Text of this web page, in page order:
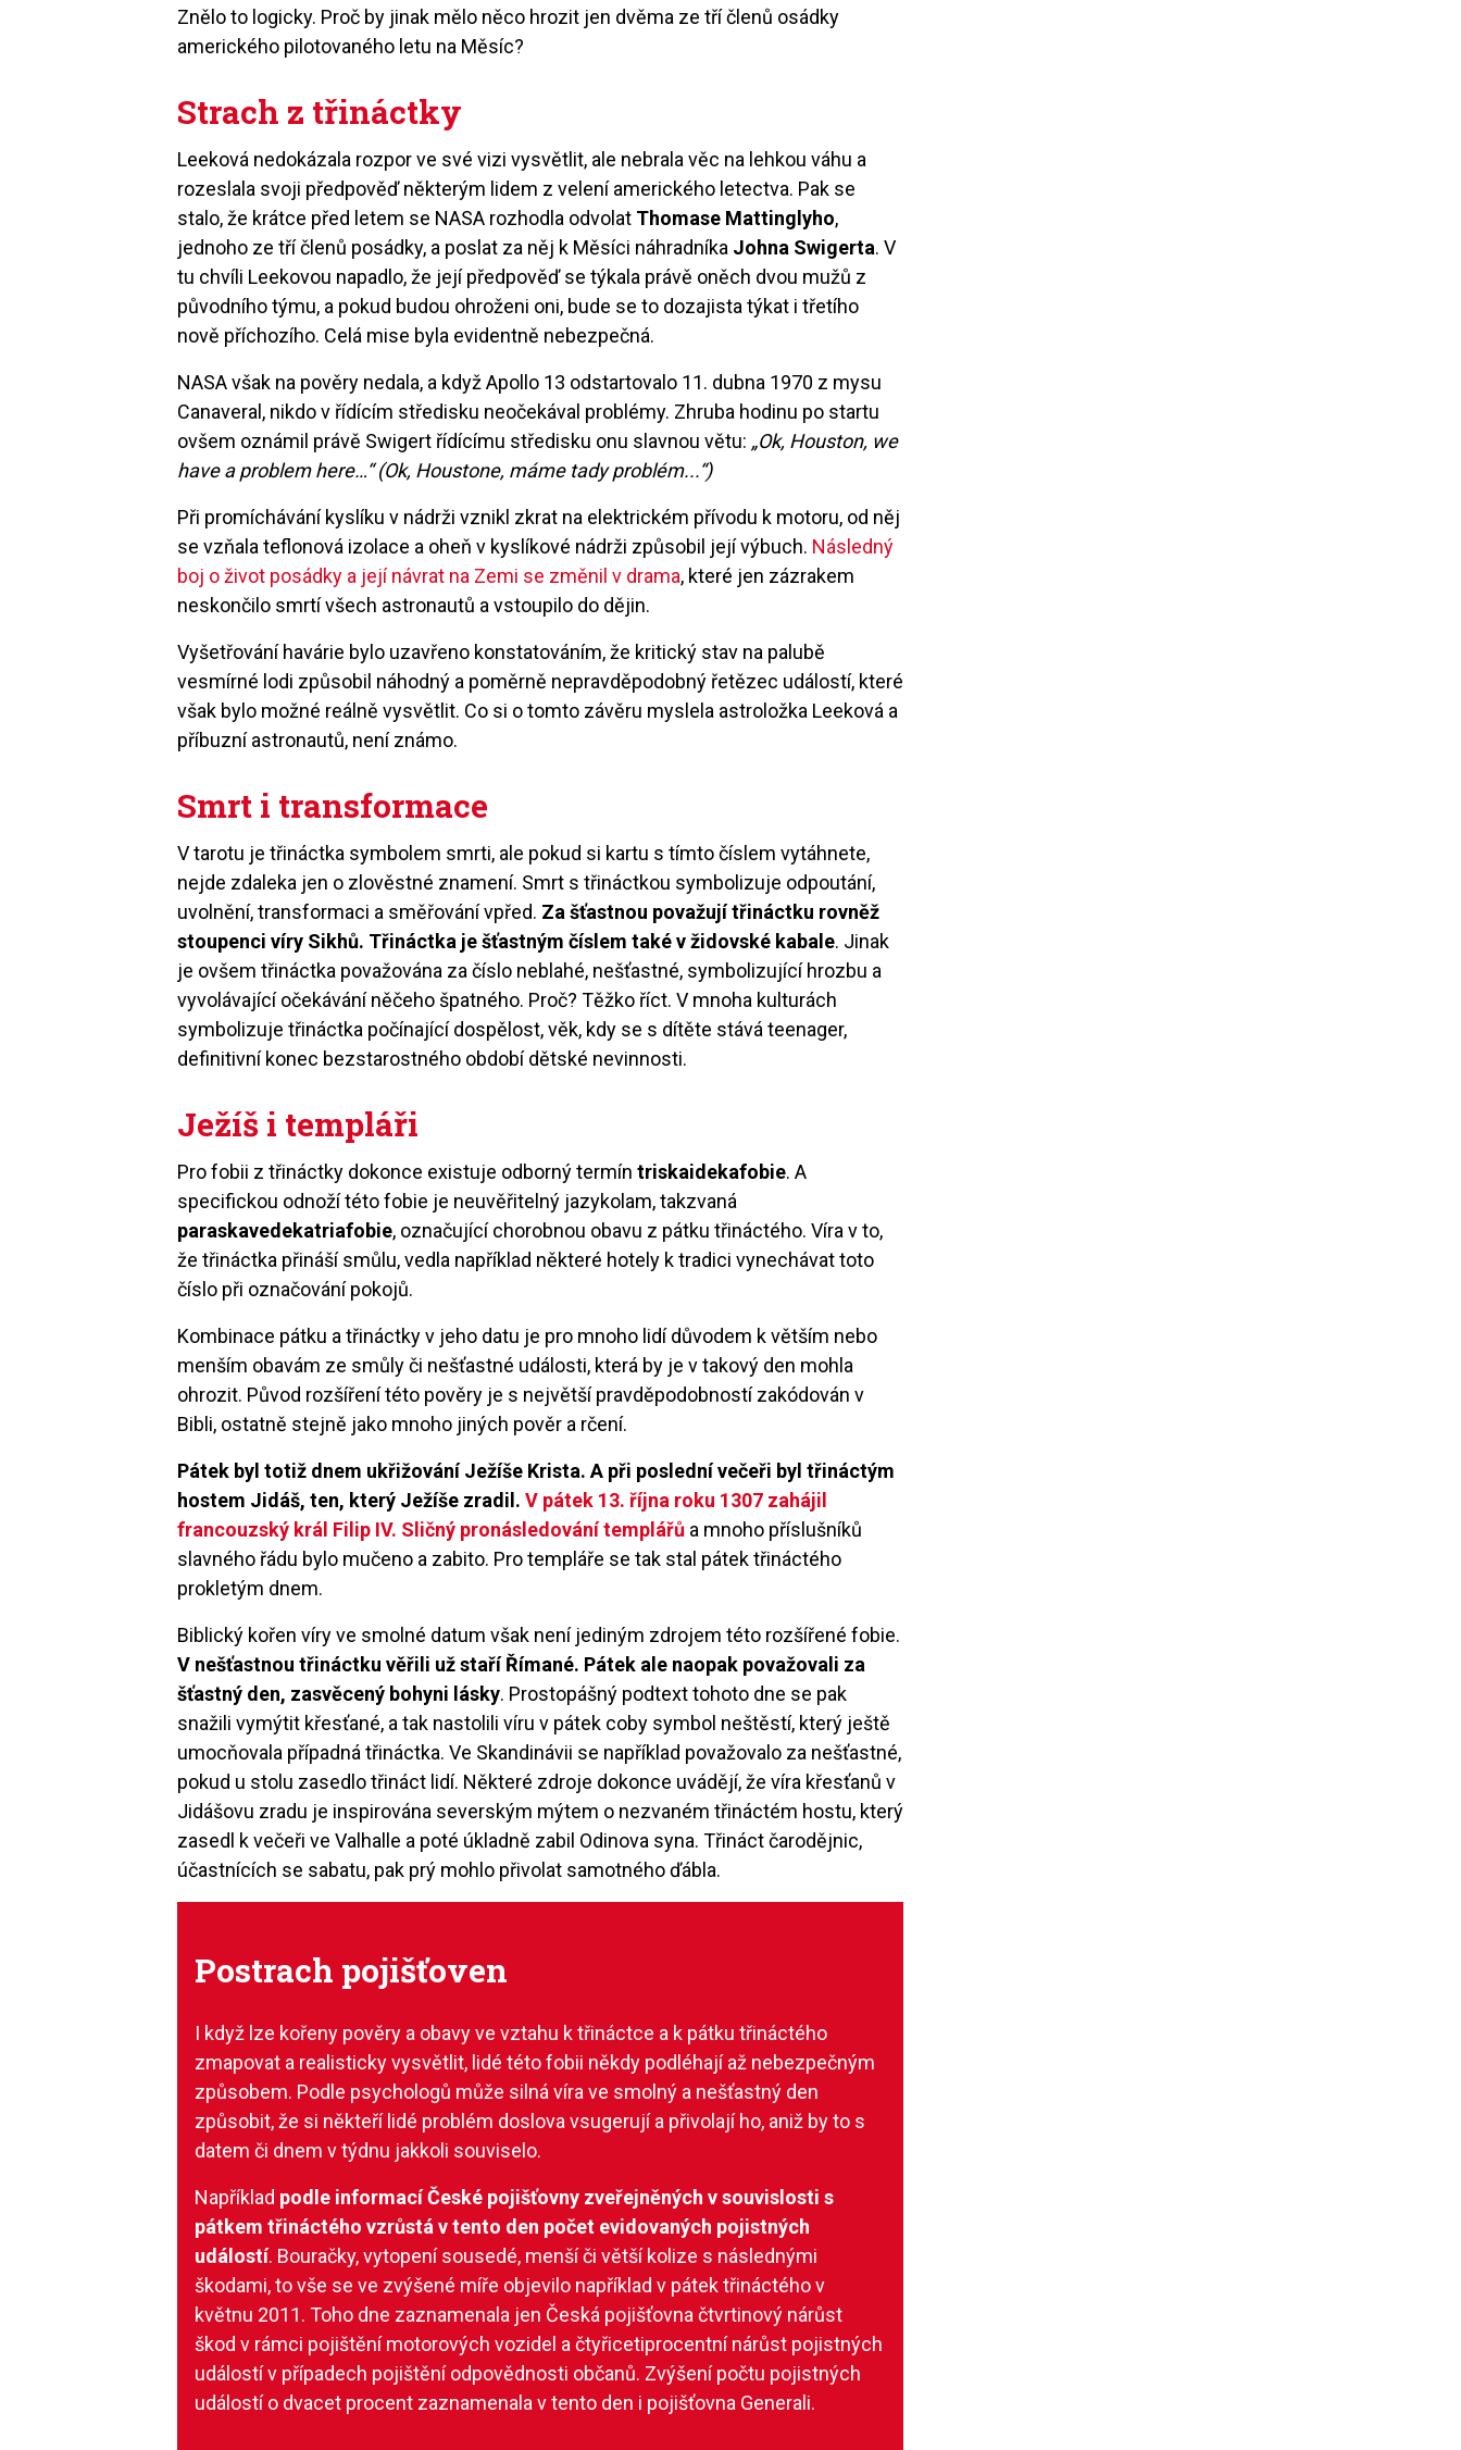
Znělo to logicky. Proč by jinak mělo něco hrozit jen dvěma ze tří členů osádky
amerického pilotovaného letu na Měsíc?
Strach z třináctky
Leeková nedokázala rozpor ve své vizi vysvětlit, ale nebrala věc na lehkou váhu a
rozeslala svoji předpověď některým lidem z velení amerického letectva. Pak se
stalo, že krátce před letem se NASA rozhodla odvolat Thomase Mattinglyho,
jednoho ze tří členů posádky, a poslat za něj k Měsíci náhradníka Johna Swigerta. V
tu chvíli Leekovou napadlo, že její předpověď se týkala právě oněch dvou mužů z
původního týmu, a pokud budou ohroženi oni, bude se to dozajista týkat i třetího
nově příchozího. Celá mise byla evidentně nebezpečná.
NASA však na pověry nedala, a když Apollo 13 odstartovalo 11. dubna 1970 z mysu
Canaveral, nikdo v řídícím středisku neočekával problémy. Zhruba hodinu po startu
ovšem oznámil právě Swigert řídícímu středisku onu slavnou větu: „Ok, Houston, we
have a problem here…“ (Ok, Houstone, máme tady problém...“)
Při promíchávání kyslíku v nádrži vznikl zkrat na elektrickém přívodu k motoru, od něj
se vzňala teflonová izolace a oheň v kyslíkové nádrži způsobil její výbuch. Následný
boj o život posádky a její návrat na Zemi se změnil v drama, které jen zázrakem
neskončilo smrtí všech astronautů a vstoupilo do dějin.
Vyšetřování havárie bylo uzavřeno konstatováním, že kritický stav na palubě
vesmírné lodi způsobil náhodný a poměrně nepravděpodobný řetězec událostí, které
však bylo možné reálně vysvětlit. Co si o tomto závěru myslela astroložka Leeková a
příbuzní astronautů, není známo.
Smrt i transformace
V tarotu je třináctka symbolem smrti, ale pokud si kartu s tímto číslem vytáhnete,
nejde zdaleka jen o zlověstné znamení. Smrt s třináctkou symbolizuje odpoutání,
uvolnění, transformaci a směřování vpřed. Za šťastnou považují třináctku rovněž
stoupenci víry Sikhů. Třináctka je šťastným číslem také v židovské kabale. Jinak
je ovšem třináctka považována za číslo neblahé, nešťastné, symbolizující hrozbu a
vyvolávající očekávání něčeho špatného. Proč? Těžko říct. V mnoha kulturách
symbolizuje třináctka počínající dospělost, věk, kdy se s dítěte stává teenager,
definitivní konec bezstarostného období dětské nevinnosti.
Ježíš i templáři
Pro fobii z třináctky dokonce existuje odborný termíntriskaidekafobie. A
specifickou odnoží této fobie je neuvěřitelný jazykolam, takzvaná
paraskavedekatriafobie, označující chorobnou obavu z pátku třináctého. Víra v to,
že třináctka přináší smůlu, vedla například některé hotely k tradici vynechávat toto
číslo při označování pokojů.
Kombinace pátku a třináctky v jeho datu je pro mnoho lidí důvodem k větším nebo
menším obavám ze smůly či nešťastné události, která by je v takový den mohla
ohrozit. Původ rozšíření této pověry je s největší pravděpodobností zakódován v
Bibli, ostatně stejně jako mnoho jiných pověr a rčení.
Pátek byl totiž dnem ukřižování Ježíše Krista. A při poslední večeři byl třináctým
hostem Jidáš, ten, který Ježíše zradil.V pátek 13. října roku 1307 zahájil
francouzský král Filip IV. Sličný pronásledování templářů a mnoho příslušníků
slavného řádu bylo mučeno a zabito. Pro templáře se tak stal pátek třináctého
prokletým dnem.
Biblický kořen víry ve smolné datum však není jediným zdrojem této rozšířené fobie.
V nešťastnou třináctku věřili už staří Římané. Pátek ale naopak považovali za
šťastný den, zasvěcený bohyni lásky. Prostopášný podtext tohoto dne se pak
snažili vymýtit křesťané, a tak nastolili víru v pátek coby symbol neštěstí, který ještě
umocňovala případná třináctka. Ve Skandinávii se například považovalo za nešťastné,
pokud u stolu zasedlo třináct lidí. Některé zdroje dokonce uvádějí, že víra křesťanů v
Jidášovu zradu je inspirována severským mýtem o nezvaném třináctém hostu, který
zasedl k večeři ve Valhalle a poté úkladně zabil Odinova syna. Třináct čarodějnic,
účastnících se sabatu, pak prý mohlo přivolat samotného ďábla.
Postrach pojišťoven
I když lze kořeny pověry a obavy ve vztahu k třináctce a k pátku třináctého
zmapovat a realisticky vysvětlit, lidé této fobii někdy podléhají až nebezpečným
způsobem. Podle psychologů může silná víra ve smolný a nešťastný den
způsobit, že si někteří lidé problém doslova vsugerují a přivolají ho, aniž by to s
datem či dnem v týdnu jakkoli souviselo.
Například podle informací České pojišťovny zveřejněných v souvislosti s
pátkem třináctého vzrůstá v tento den počet evidovaných pojistných
událostí. Bouračky, vytopení sousedé, menší či větší kolize s následnými
škodami, to vše se ve zvýšené míře objevilo například v pátek třináctého v
květnu 2011. Toho dne zaznamenala jen Česká pojišťovna čtvrtinový nárůst
škod v rámci pojištění motorových vozidel a čtyřicetiprocentní nárůst pojistných
událostí v případech pojištění odpovědnosti občanů. Zvýšení počtu pojistných
událostí o dvacet procent zaznamenala v tento den i pojišťovna Generali.